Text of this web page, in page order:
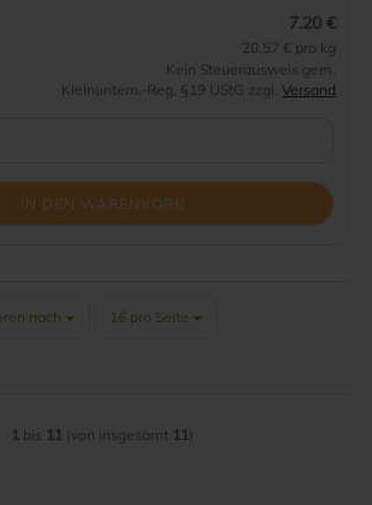
7.20 €
20.57 € pro kg
Kein Steuerausweis gem.
Kleinuntern.-Reg. §19 UStG zzgl. Versand
IN DEN WARENKORB
nach
nach 16 pro Seite
pro Seite
1 bis 11 (von insgesamt 11)